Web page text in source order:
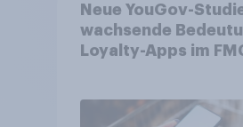
Neue YouGov-
wachsende
Loyalty-Apps im